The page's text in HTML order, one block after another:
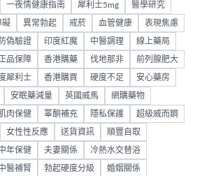
一夜情健康指南 犀利士5mg 醫學研究
礙 異常勃起 戒菸 血管健康 表現焦慮
防偽驗證 印度紅魔 中醫調理 線上藥局
正品保障 香港購藥 伐地那非 前列腺肥大
犀利士 香港購買 硬度不足 安心藥房
安眠藥減量 英國威馬 網購藥物
肌肉保健 睪酮補充 隱私保護 超級威而鋼
女性性反應 送貨資訊 順豐自取
年保健 夫妻關係 冷熱水交替浴
醫補腎 勃起硬度分級 婚姻關係